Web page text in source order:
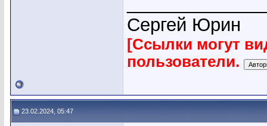
Сергей Юрин
[Ссылки могут
пользователи.
23.02.2024, 05:47